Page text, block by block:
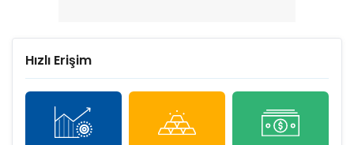
Hızlı Erişim